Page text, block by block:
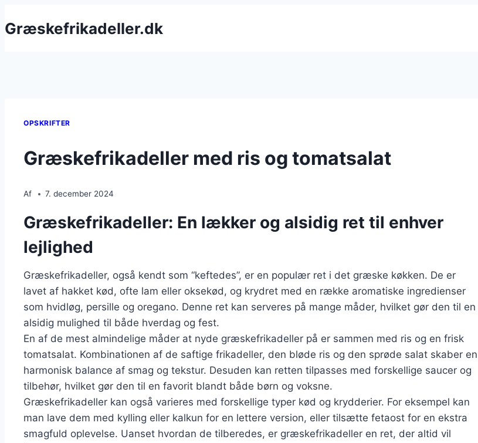
til
Græskefrikadeller.dk
OPSKRIFTER
Græskefrikadeller med ris og tomatsalat
Af 7. december 2024
Græskefrikadeller: En lækker og alsidig ret til enhver
lejlighed
Græskefrikadeller, også kendt som “keftedes”, er en populær ret i det græske køkken. De er
lavet af hakket kød, ofte lam eller oksekød, og krydret med en række aromatiske ingredienser
som hvidløg, persille og oregano. Denne ret kan serveres på mange måder, hvilket gør den til en
alsidig mulighed til både hverdag og fest.
En af de mest almindelige måder at nyde græskefrikadeller på er sammen med ris og en frisk
tomatsalat. Kombinationen af de saftige frikadeller, den bløde ris og den sprøde salat skaber en
harmonisk balance af smag og tekstur. Desuden kan retten tilpasses med forskellige saucer og
tilbehør, hvilket gør den til en favorit blandt både børn og voksne.
Græskefrikadeller kan også varieres med forskellige typer kød og krydderier. For eksempel kan
man lave dem med kylling eller kalkun for en lettere version, eller tilsætte fetaost for en ekstra
smagfuld oplevelse. Uanset hvordan de tilberedes, er græskefrikadeller en ret, der altid vil